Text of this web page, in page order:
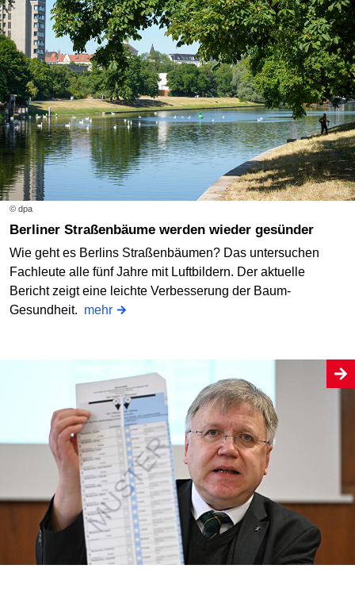
© dpa
Berliner Straßenbäume werden wieder gesünder
Wie geht es Berlins Straßenbäumen? Das untersuchen
Fachleute alle fünf Jahre mit Luftbildern. Der aktuelle
Bericht zeigt eine leichte Verbesserung der Baum-
Gesundheit. mehr